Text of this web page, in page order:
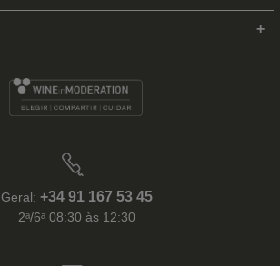
Geral: +34 91 167 53 45
2ᵃ/6ᵃ 08:30 às 12:30